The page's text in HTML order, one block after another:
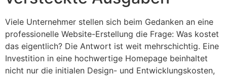
Viele Unternehmer stellen sich beim Gedanken an eine
professionelle Website-Erstellung die Frage: Was kostet
das eigentlich? Die Antwort ist weit mehrschichtig. Eine
Investition in eine hochwertige Homepage beinhaltet
nicht nur die initialen Design- und Entwicklungskosten,